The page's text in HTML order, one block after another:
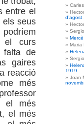
entre el
els seus
podríem
el curs
falta de
gaires
reacció
més
el més
el més
d’agost
Mercè
Maria
1919
Joan